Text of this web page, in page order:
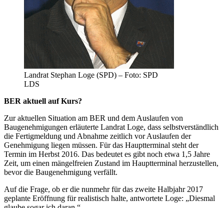
Landrat Stephan Loge (SPD) – Foto: SPD
LDS
BER aktuell auf Kurs?
Zur aktuellen Situation am BER und dem Auslaufen von
Baugenehmigungen erläuterte Landrat Loge, dass selbstverständlich
die Fertigmeldung und Abnahme zeitlich vor Auslaufen der
Genehmigung liegen müssen. Für das Hauptterminal steht der
Termin im Herbst 2016. Das bedeutet es gibt noch etwa 1,5 Jahre
Zeit, um einen mängelfreien Zustand im Hauptterminal herzustellen,
bevor die Baugenehmigung verfällt.
Auf die Frage, ob er die nunmehr für das zweite Halbjahr 2017
geplante Eröffnung für realistisch halte, antwortete Loge: „Diesmal